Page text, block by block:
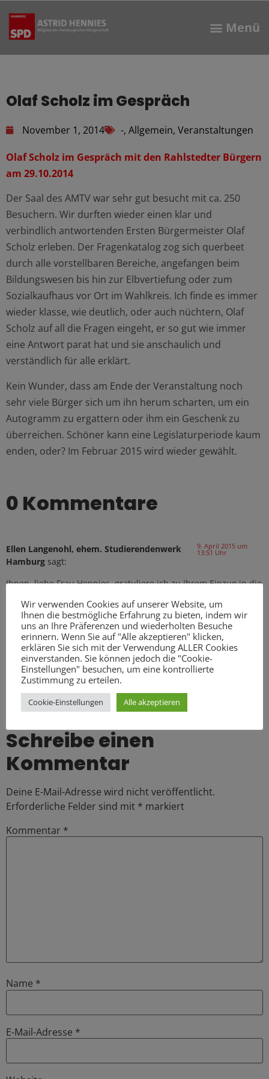
Olaf Scholz im Gespräch
November 1, 2014 -, Allgemein, Veranstaltungen
Olaf Scholz im Gespräch mit den Rahlstedter Bürgern
am 29.10.2014
Der Saal des AMTV war sehr gut besucht mit ca. 250
Besuchern. Wir durften wieder einen klar und
verbindlich antwortenden Ersten Bürgermeister Olaf
Scholz erleben. Der Fragenkatalog zog sich querbeet
durch alle vorstellbaren Bereiche, angefangen beim
Bildungswesen bis hin zur Elbvertiefung oder zum
Sozialkaufhaus vor Ort im Wahlkreis. Ich finde es immer
wieder klasse, wie deutlich, oder auch nüchtern, Olaf
Scholz auf all die Fragen eingeht, er so gut wie immer
eine Antwort parat hat und sie anschaulich und
verständlich für alle erklärt.
Kein Wunder, dass am Ende der Veranstaltung noch
sehr viele Bürger sich um ihn herum scharten, um ein
Autogramm zu ergattern oder ihm ein Geschenk zu
überreichen. Schöner kann eine Legislaturperiode kaum
enden, oder? Im Februar 2015 wird wieder gewählt.
0 Kommentare
Ellen Langenohl, ehem. Studierendenwerk
Hamburg sagt:
9. April 2015 um
13:51 Uhr
Ihnen, liebe Frau Hennies, gratuliere ich zu Ihrem Einzug in die
politischen Lebensweg. Ich wünsche Ihnen viel Erfolg und auch
Freude an Ihrer Arbeit.
Alles Gute und Liebe! Ich werde soweit es geht Ihre Arbeit
verfolgen und allen Bekannten erzählen, dass ich Sie kenne
und schätze!!!!!!
Viele Grüße
Ellen Langenohl
Antworten
Schreibe einen
Kommentar
Deine E-Mail-Adresse wird nicht veröffentlicht.
Erforderliche Felder sind mit * markiert
Kommentar *
Name *
E-Mail-Adresse *
Wir verwenden Cookies auf unserer Website, um
Ihnen die bestmögliche Erfahrung zu bieten, indem wir
uns an Ihre Präferenzen und wiederholten Besuche
erinnern. Wenn Sie auf "Alle akzeptieren" klicken,
erklären Sie sich mit der Verwendung ALLER Cookies
einverstanden. Sie können jedoch die "Cookie-
Einstellungen" besuchen, um eine kontrollierte
Zustimmung zu erteilen.
Cookie-Einstellungen Alle akzeptieren